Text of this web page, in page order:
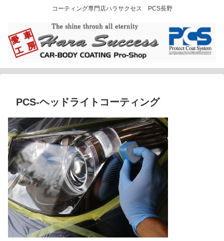
コーティング専門店ハラサクセス PCS長野
PCS-ヘッドライトコーティング